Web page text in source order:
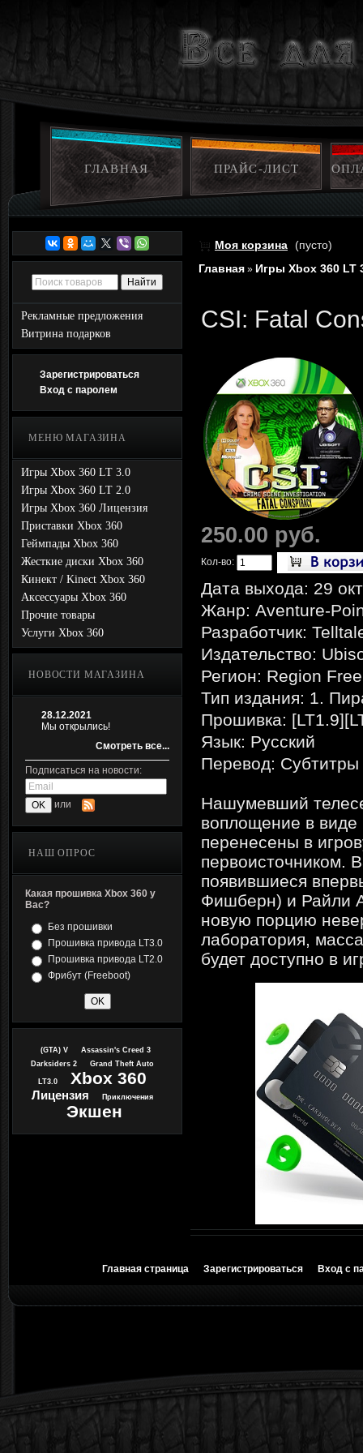
ГЛАВНАЯ ПРАЙС-ЛИСТ
Рекламные предложения
Витрина подарков
Зарегистрироваться
Вход с паролем
МЕНЮ МАГАЗИНА
Игры Xbox 360 LT 3.0
Игры Xbox 360 LT 2.0
Игры Xbox 360 Лицензия
Приставки Xbox 360
Геймпады Xbox 360
Жесткие диски Xbox 360
Кинект / Kinect Xbox 360
Аксессуары Xbox 360
Прочие товары
Услуги Xbox 360
НОВОСТИ МАГАЗИНА
28.12.2021
Мы открылись!
Смотреть все...
Подписаться на новости:
или
НАШ ОПРОС
Какая прошивка Xbox 360 у
Вас?
Без прошивки
Прошивка привода LT3.0
Прошивка привода LT2.0
Фрибут (Freeboot)
(GTA) V
Assassin's Creed 3
Darksiders 2
Grand Theft Auto
LT3.0 Xbox 360
Лицензия Приключения
Экшен
Моя корзина (пусто)
Главная » Игры Xbox 360 LT
CSI: Fatal
250.00 руб.
Кол-во:
Дата выхода: 29
Жанр: Aventure-
Разработчик:
Издательство:
Регион: Region Free
Тип издания: 1.
Прошивка:
Язык: Русский
Перевод: Субтитры
Нашумевший
воплощение в виде
перенесены в
первоисточником.
появившиеся
Фишберн) и Райли
новую порцию
лаборатория,
будет доступно в
Главная страница Зарегистрироваться Вход с